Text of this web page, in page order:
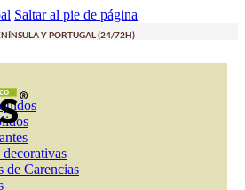
Saltar al pie de página
Y PORTUGAL (24/72H)
decorativas
de Carencias